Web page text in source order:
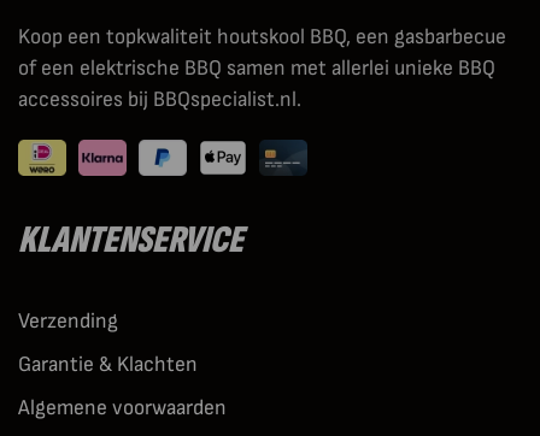
Koop een topkwaliteit houtskool BBQ, een gasbarbecue
of een elektrische BBQ samen met allerlei unieke BBQ
accessoires bij BBQspecialist.nl.
KLANTENSERVICE
Verzending
Garantie & Klachten
Algemene voorwaarden